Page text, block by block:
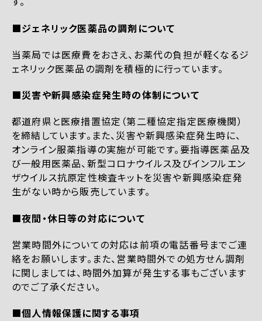
■ジェネリック医薬品の調剤について
当薬局では医療費をおさえ、お薬代の負担が軽くなるジ
ェネリック医薬品の調剤を積極的に行っています。
■災害や新興感染症発生時の体制について
都道府県と医療措置協定（第二種協定指定医療機関）
を締結しています。また、災害や新興感染症発生時に、
オンライン服薬指導の実施が可能です。要指導医薬品及
び一般用医薬品、新型コロナウイルス及びインフルエン
ザウイルス抗原定性検査キットを災害や新興感染症発
生がない時から販売しています。
■夜間・休日等の対応について
営業時間外についての対応は前項の電話番号までご連
絡をお願いします。また、営業時間外での処方せん調剤
に関しましては、時間外加算が発生する事もございます
のでご了承ください。
■個人情報保護に関する事項